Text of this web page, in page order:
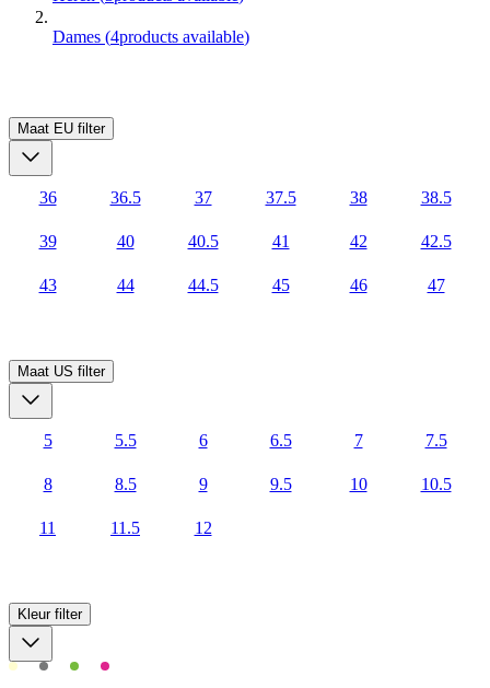
Dames (4products available)
Maat EU filter
36 36.5 37 37.5 38 38.5
39 40 40.5 41 42 42.5
43 44 44.5 45 46 47
Maat US filter
5 5.5 6 6.5 7 7.5
8 8.5 9 9.5 10 10.5
11 11.5 12
Kleur filter